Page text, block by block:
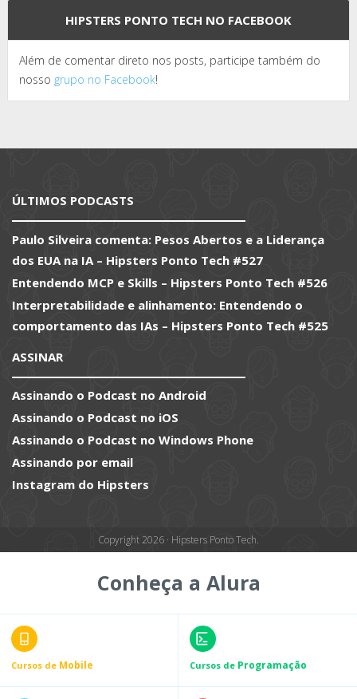
HIPSTERS PONTO TECH NO FACEBOOK
Além de comentar direto nos posts, participe também do
nosso grupo no Facebook!
ÚLTIMOS PODCASTS
Paulo Silveira comenta: Pesos Abertos e a Liderança
dos EUA na IA – Hipsters Ponto Tech #527
Entendendo MCP e Skills – Hipsters Ponto Tech #526
Interpretabilidade e alinhamento: Entendendo o
comportamento das IAs – Hipsters Ponto Tech #525
ASSINAR
Assinando o Podcast no Android
Assinando o Podcast no iOS
Assinando o Podcast no Windows Phone
Assinando por email
Instagram do Hipsters
Copyright 2026 · Hipsters Ponto Tech.
Conheça a Alura
Cursos de Mobile Cursos de Programação